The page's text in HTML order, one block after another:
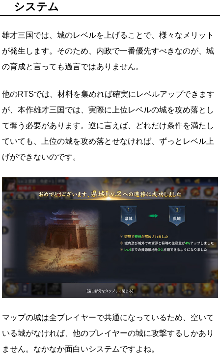
システム
雄才三国では、城のレベルを上げることで、様々なメリット
が発生します。そのため、内政で一番優先すべきなのが、城
の育成と言っても過言ではありません。
他のRTSでは、材料を集めれば確実にレベルアップできます
が、本作雄才三国では、実際に上位レベルの城を攻め落とし
て奪う必要があります。逆に言えば、どれだけ条件を満たし
ていても、上位の城を攻め落とせなければ、ずっとレベル上
げができないのです。
マップの城は全プレイヤーで共通になっているため、空いて
いる城がなければ、他のプレイヤーの城に攻撃するしかあり
ません。なかなか面白いシステムですよね。